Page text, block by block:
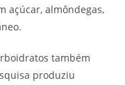
açúcar, almôndegas,
também
produziu